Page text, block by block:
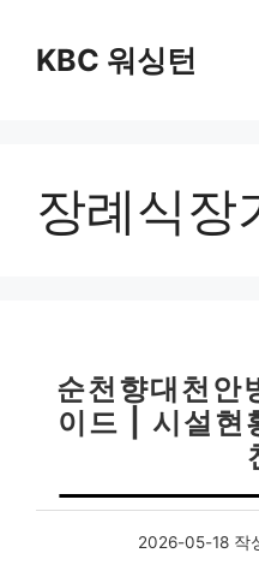
KBC 워싱턴
장례식장
순천향대천안
이드 | 시설현
2026-05-18 작